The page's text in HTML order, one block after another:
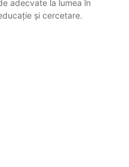
adecvate la lumea în
și cercetare.